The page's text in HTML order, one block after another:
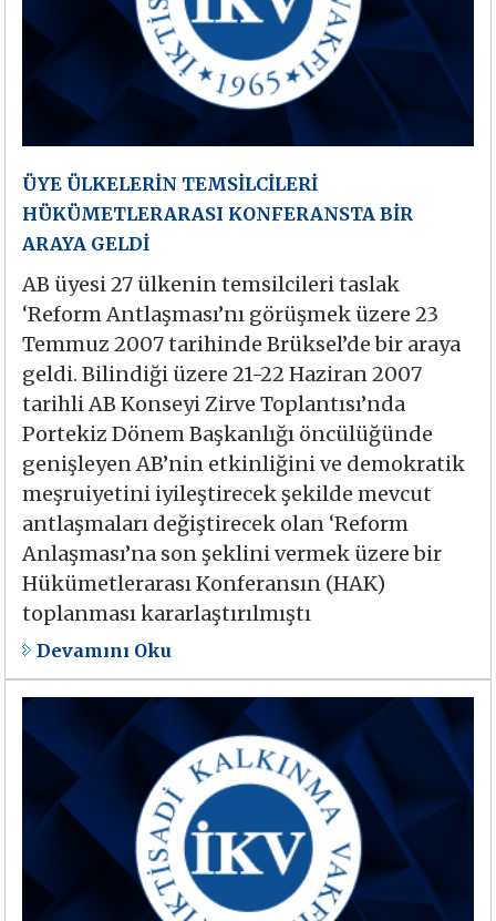
ÜYE ÜLKELERİN TEMSİLCİLERİ
HÜKÜMETLERARASI KONFERANSTA BİR
ARAYA GELDİ
AB üyesi 27 ülkenin temsilcileri taslak
‘Reform Antlaşması’nı görüşmek üzere 23
Temmuz 2007 tarihinde Brüksel’de bir araya
geldi. Bilindiği üzere 21-22 Haziran 2007
tarihli AB Konseyi Zirve Toplantısı’nda
Portekiz Dönem Başkanlığı öncülüğünde
genişleyen AB’nin etkinliğini ve demokratik
meşruiyetini iyileştirecek şekilde mevcut
antlaşmaları değiştirecek olan ‘Reform
Anlaşması’na son şeklini vermek üzere bir
Hükümetlerarası Konferansın (HAK)
toplanması kararlaştırılmıştı
Devamını Oku